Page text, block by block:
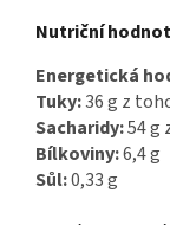
Nutriční
Energetická
Tuky:36 g z
Sacharidy:54 g
Bílkoviny:6,4 g
Sůl:0,33 g